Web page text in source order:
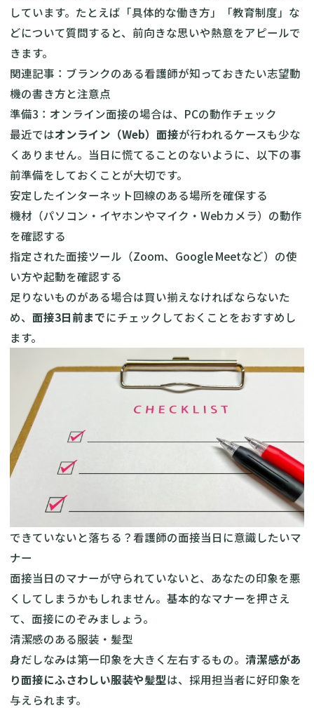
しています。たとえば「具体的な働き方」「教育制度」な
どについて質問すると、前向きな思いや熱意をアピールで
きます。
関連記事： ブランクのある看護師が知っておきたい志望動
機の書き方と注意点
準備3：オンライン面接の場合は、PCの動作チェック
最近ではオンライン（Web）面接が行われるケースも少な
くありません。当日に慌てることのないように、以下の事
前準備をしておくことが大切です。
安定したインターネット回線のある場所を確保する
機材（パソコン・イヤホンやマイク・Webカメラ）の動作
を確認する
指定された面接ツール（Zoom、Google Meetなど）の使
い方や起動を確認する
足りないものがある場合は買い揃えなければならないた
め、 面接3日前までにチェックしておくことをおすすめし
ます。
できていないと落ちる？看護師の面接当日に意識したいマ
ナー
面接当日のマナーが守られていないと、あなたの印象を悪
くしてしまうかもしれません。基本的なマナーを押さえ
て、面接にのぞみましょう。
清潔感のある服装・髪型
身だしなみは第一印象を大きく左右するもの。 清潔感があ
り面接にふさわしい服装や髪型は、採用担当者に好印象を
与えられます。